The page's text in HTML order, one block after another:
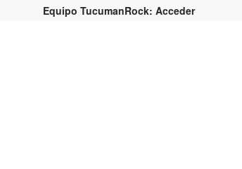
Equipo TucumanRock: Acceder